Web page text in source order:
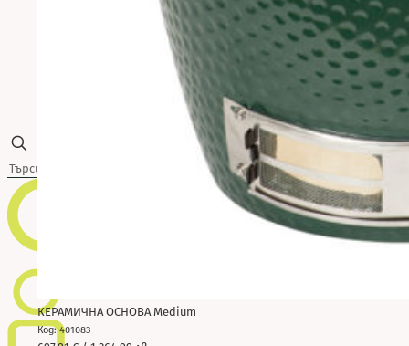
КЕРАМИЧНА ОСНОВА Мedium
Код: 401083